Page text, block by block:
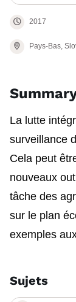
2017
La lutte
surveillance
Cela peut
nouveaux
tâche des
sur le plan
exemples
Sujets